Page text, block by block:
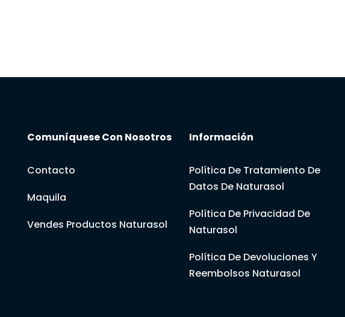
Comuníquese Con Nosotros
Contacto
Maquila
Vendes Productos Naturasol
Información
Política De Tratamiento De
Datos De Naturasol
Política De Privacidad De
Naturasol
Política De Devoluciones Y
Reembolsos Naturasol